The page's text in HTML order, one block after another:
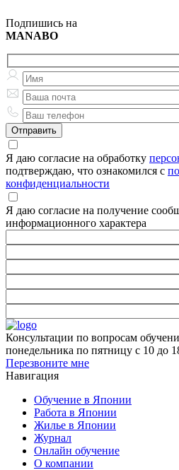
Подпишись на
MANABO
Я даю согласие на обработку
подтверждаю, что ознакомился с
конфиденциальности
Я даю согласие на получение
информационного характера
Консультации по вопросам
понедельника по пятницу с 10 до
Перезвоните мне
Навигация
Обучение в Японии
Работа в Японии
Жилье в Японии
Журнал
Онлайн обучение
О компании